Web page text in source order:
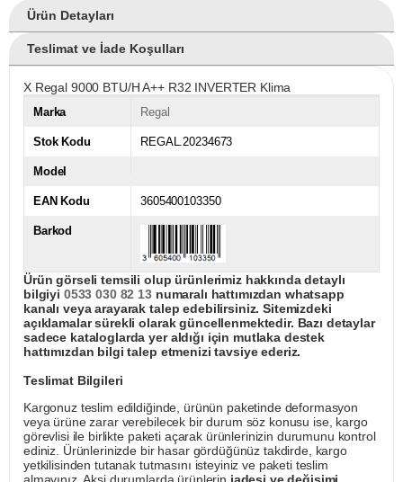
Ürün Detayları
Teslimat ve İade Koşulları
X Regal 9000 BTU/H A++ R32 INVERTER Klima
Marka Regal
Stok Kodu REGAL.20234673
Model
EAN Kodu 3605400103350
Barkod
Ürün görseli temsili olup ürünlerimiz hakkında detaylı
bilgiyi 0533 030 82 13numaralı hattımızdan whatsapp
kanalı veya arayarak talep edebilirsiniz. Sitemizdeki
açıklamalar sürekli olarak güncellenmektedir. Bazı detaylar
sadece kataloglarda yer aldığı için mutlaka destek
hattımızdan bilgi talep etmenizi tavsiye ederiz.
Teslimat Bilgileri
Kargonuz teslim edildiğinde, ürünün paketinde deformasyon
veya ürüne zarar verebilecek bir durum söz konusu ise, kargo
görevlisi ile birlikte paketi açarak ürünlerinizin durumunu kontrol
ediniz. Ürünlerinizde bir hasar gördüğünüz takdirde, kargo
yetkilisinden tutanak tutmasını isteyiniz ve paketi teslim